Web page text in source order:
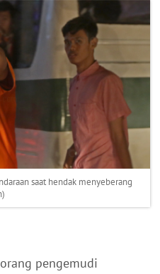
saat hendak menyeberang
pengemudi